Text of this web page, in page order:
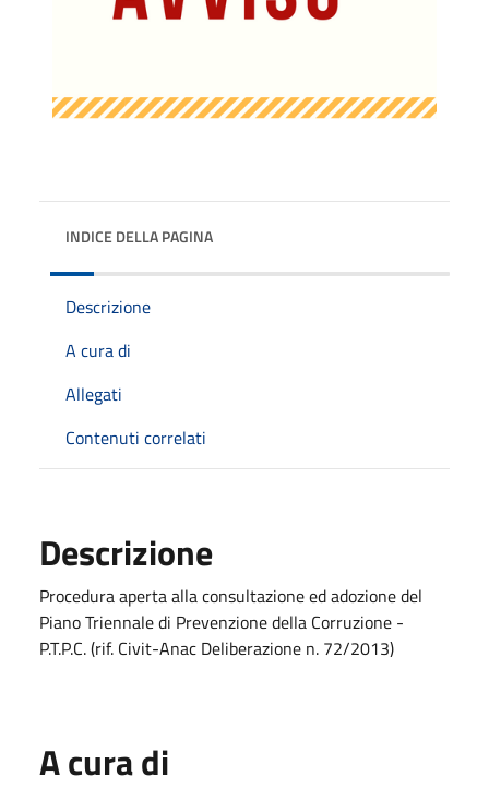
INDICE DELLA PAGINA
Descrizione
A cura di
Allegati
Contenuti correlati
Descrizione
Procedura aperta alla consultazione ed adozione del
Piano Triennale di Prevenzione della Corruzione -
P.T.P.C. (rif. Civit-Anac Deliberazione n. 72/2013)
A cura di